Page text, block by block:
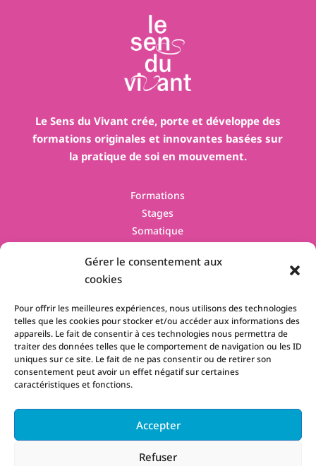
Gérer le consentement aux
cookies
Pour offrir les meilleures expériences, nous utilisons des technologies
telles que les cookies pour stocker et/ou accéder aux informations des
appareils. Le fait de consentir à ces technologies nous permettra de
traiter des données telles que le comportement de navigation ou les ID
uniques sur ce site. Le fait de ne pas consentir ou de retirer son
consentement peut avoir un effet négatif sur certaines
caractéristiques et fonctions.
Accepter
Refuser
Le Sens du Vivant crée, porte et développe des
formations originales et innovantes basées sur
la pratique de soi en mouvement.
Formations
Stages
Somatique
La certification qualité à été délivrée au titre des catégories d'actions
suivantes :
ACTIONS DE FORMATION
Copyright © 2026 Zen Voie du Coeur - Tous droits réservés
- Conception :AP Design